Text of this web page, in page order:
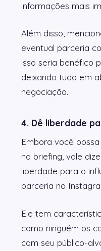
informações mais
Além disso,
eventual parceria
isso seria benéfico
deixando tudo em
negociação.
4. Dê liberdade
Embora você
no briefing, vale
liberdade para o
parceria no
Ele tem
como ninguém os
com seu público-